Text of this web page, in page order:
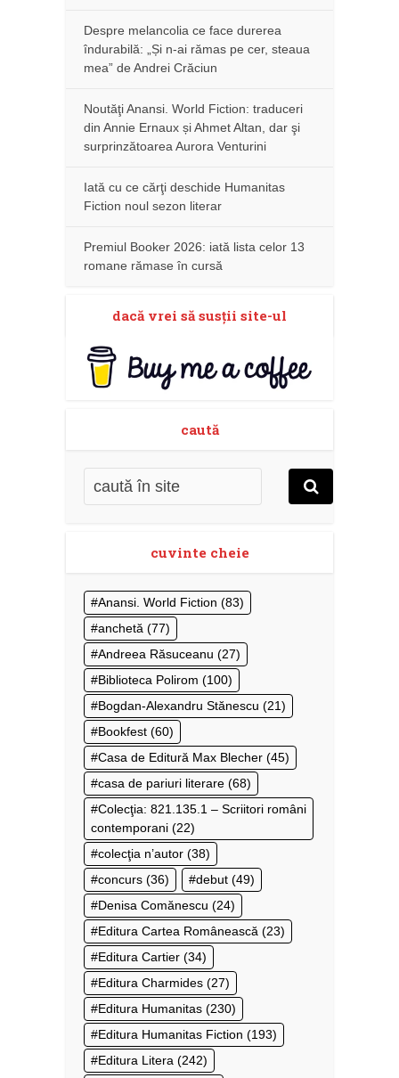
Despre melancolia ce face durerea
îndurabilă: „Și n-ai rămas pe cer, steaua
mea” de Andrei Crăciun
Noutăţi Anansi. World Fiction: traduceri
din Annie Ernaux și Ahmet Altan, dar şi
surprinzătoarea Aurora Venturini
Iată cu ce cărţi deschide Humanitas
Fiction noul sezon literar
Premiul Booker 2026: iată lista celor 13
romane rămase în cursă
dacă vrei să susţii site-ul
caută
cuvinte cheie
Anansi. World Fiction (83)
anchetă (77)
Andreea Răsuceanu (27)
Biblioteca Polirom (100)
Bogdan-Alexandru Stănescu (21)
Bookfest (60)
Casa de Editură Max Blecher (45)
casa de pariuri literare (68)
Colecţia: 821.135.1 – Scriitori români
contemporani (22)
colecţia n’autor (38)
concurs (36) debut (49)
Denisa Comănescu (24)
Editura Cartea Românească (23)
Editura Cartier (34)
Editura Charmides (27)
Editura Humanitas (230)
Editura Humanitas Fiction (193)
Editura Litera (242)